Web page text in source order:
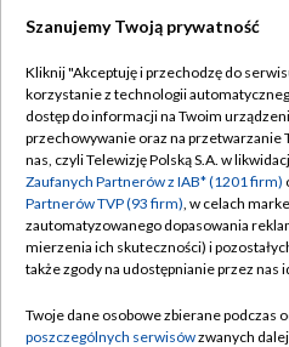
Abonament TVP
Emisja w TVP
Centrum informacji TVP
Naziemna Telewizja Cyfrowa
Rada Programowa
Polityka
Moje
Szanujemy Twoją prywatność
Kliknij "Akceptuję i przechodzę do
korzystanie z technologii
dostęp do informacji na Twoim
przechowywanie oraz na przetwarzanie
nas, czyli Telewizję Polską S.A. w
Zaufanych Partnerów z IAB* (1201 firm)
Partnerów TVP (93 firm), w celach
zautomatyzowanego dopasowania
mierzenia ich skuteczności) i
także zgody na udostępnianie przez nas
Twoje dane osobowe zbierane podczas
poszczególnych serwisówzwanych